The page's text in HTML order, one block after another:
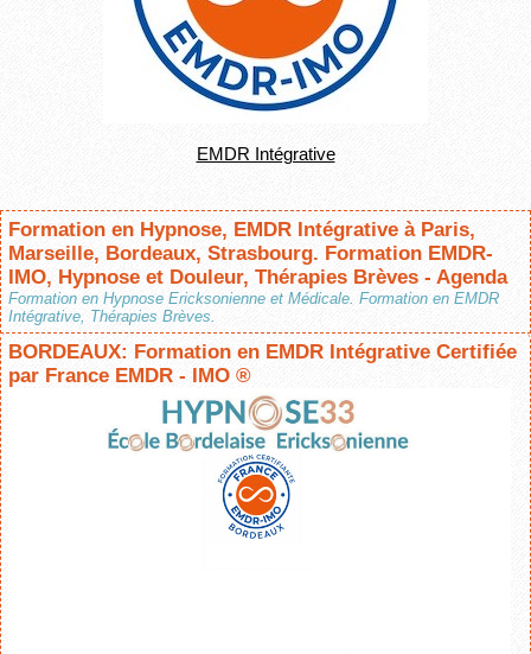
EMDR Intégrative
Formation en Hypnose, EMDR Intégrative à Paris,
Marseille, Bordeaux, Strasbourg. Formation EMDR-
IMO, Hypnose et Douleur, Thérapies Brèves - Agenda
Formation en Hypnose Ericksonienne et Médicale. Formation en EMDR
Intégrative, Thérapies Brèves.
BORDEAUX: Formation en EMDR Intégrative Certifiée
par France EMDR - IMO ®